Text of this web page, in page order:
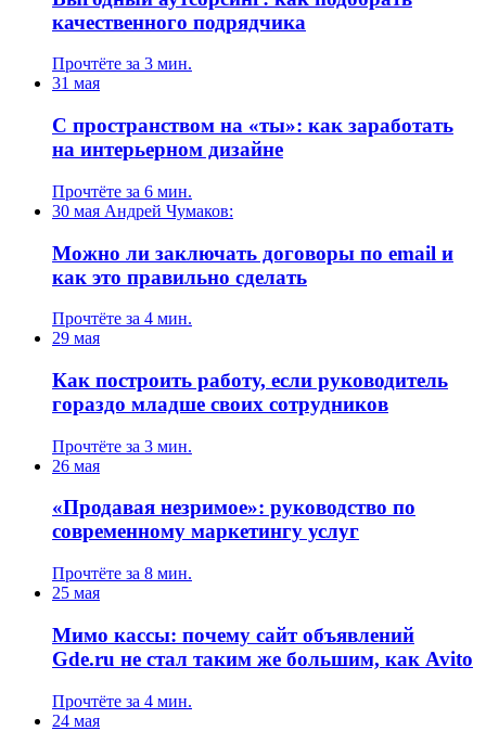
качественного подрядчика
Прочтёте за 3 мин.
31 мая
С пространством на «ты»: как заработать
на интерьерном дизайне
Прочтёте за 6 мин.
30 мая Андрей Чумаков:
Можно ли заключать договоры по email и
как это правильно сделать
Прочтёте за 4 мин.
29 мая
Как построить работу, если руководитель
гораздо младше своих сотрудников
Прочтёте за 3 мин.
26 мая
«Продавая незримое»: руководство по
современному маркетингу услуг
Прочтёте за 8 мин.
25 мая
Мимо кассы: почему сайт объявлений
Gde.ru не стал таким же большим, как Avito
Прочтёте за 4 мин.
24 мая